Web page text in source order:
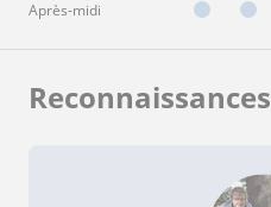
Après-midi
Reconnaissances